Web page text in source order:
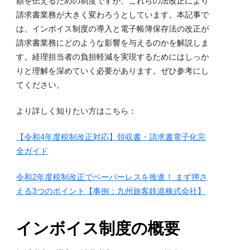
自治体・公共機関・教育機関等
請求書業務が大きく変わろうとしています。本記事で
は、インボイス制度の導入と電子帳簿保存法の改正が
請求書業務にどのような影響を与えるのかを解説しま
す。経理担当者の負担軽減を実現するためにはしっか
りと理解を深めていく必要があります。ぜひ参考にし
てください。
より詳しく知りたい方はこちら：
【令和4年度税制改正対応】領収書・請求書電子化完
全ガイド
令和2年度税制改正でペーパーレスを推進！ まず押さ
える3つのポイント【事例：九州旅客鉄道株式会社】
インボイス制度の概要